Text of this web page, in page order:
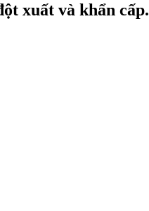
xuất và khẩn cấp.